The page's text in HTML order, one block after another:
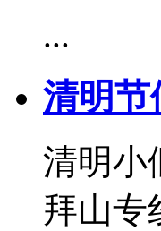
...
清明节
清明小
拜山专